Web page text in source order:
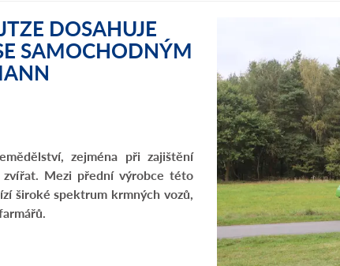
DOSAHUJE
SAMOCHODNÝM
zejména při zajištění
Mezi přední výrobce této
široké spektrum krmných vozů,